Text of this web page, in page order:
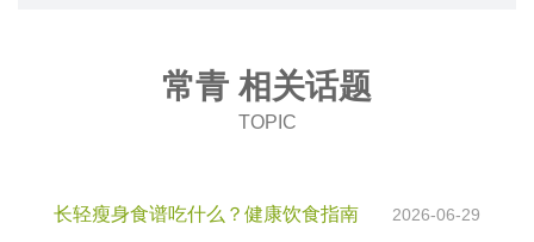
常青 相关话题
TOPIC
长轻瘦身食谱吃什么？健康饮食指南 2026-06-29